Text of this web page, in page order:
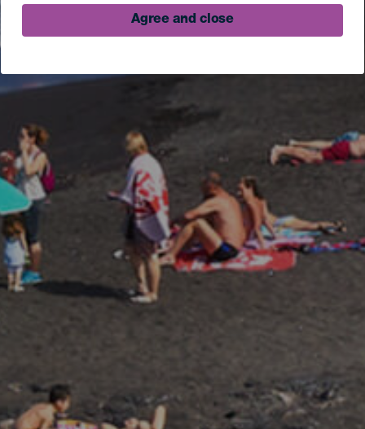
Agree and close